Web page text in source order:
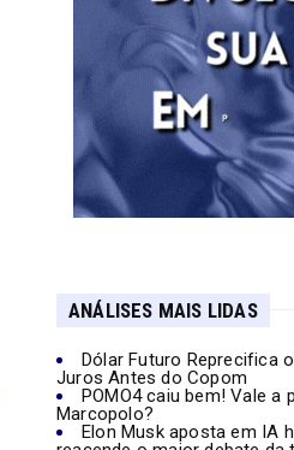
ANÁLISES MAIS LIDAS
Dólar Futuro Reprecifica
Juros Antes do Copom
POMO4 caiu bem! Vale a
Marcopolo?
Elon Musk aposta em IA